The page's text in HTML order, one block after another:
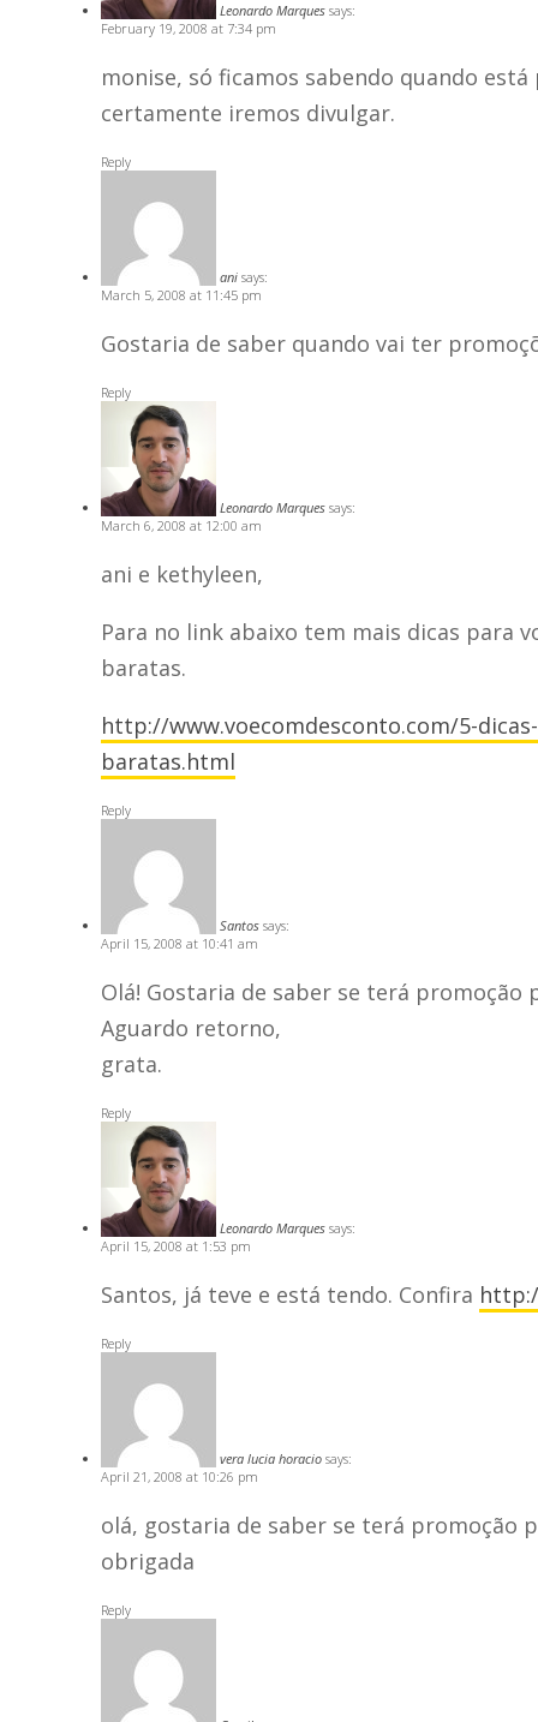
Leonardo Marques says:
February 19, 2008 at 7:34 pm
monise, só ficamos sabendo quando
certamente iremos divulgar.
Reply
ani says:
March 5, 2008 at 11:45 pm
Gostaria de saber quando vai ter
Reply
Leonardo Marques says:
March 6, 2008 at 12:00 am
ani e kethyleen,
Para no link abaixo tem mais dicas para
baratas.
http://www.voecomdesconto.com/5-
baratas.html
Reply
Santos says:
April 15, 2008 at 10:41 am
Olá! Gostaria de saber se terá promoção
Aguardo retorno,
grata.
Reply
Leonardo Marques says:
April 15, 2008 at 1:53 pm
Santos, já teve e está tendo. Confira
Reply
vera lucia horacio says:
April 21, 2008 at 10:26 pm
olá, gostaria de saber se terá promoção
obrigada
Reply